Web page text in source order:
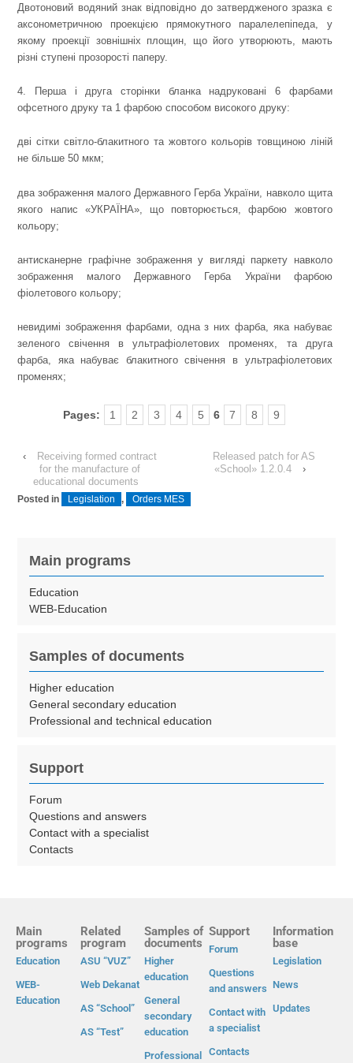
Двотоновий водяний знак відповідно до затвердженого зразка є
аксонометричною проекцією прямокутного паралелепіпеда, у
якому проекції зовнішніх площин, що його утворюють, мають
різні ступені прозорості паперу.
4. Перша і друга сторінки бланка надруковані 6 фарбами
офсетного друку та 1 фарбою способом високого друку:
дві сітки світло-блакитного та жовтого кольорів товщиною ліній
не більше 50 мкм;
два зображення малого Державного Герба України, навколо щита
якого напис «УКРАЇНА», що повторюється, фарбою жовтого
кольору;
антисканерне графічне зображення у вигляді паркету навколо
зображення малого Державного Герба України фарбою
фіолетового кольору;
невидимі зображення фарбами, одна з них фарба, яка набуває
зеленого свічення в ультрафіолетових променях, та друга
фарба, яка набуває блакитного свічення в ультрафіолетових
променях;
Pages: 1 2 3 4 5 6 7 8 9
‹
Receiving formed contract
for the manufacture of
educational documents
Released patch for AS
«School» 1.2.0.4
›
Posted in Legislation , Orders MES
Main programs
Education
WEB-Education
Samples of documents
Higher education
General secondary education
Professional and technical education
Support
Forum
Questions and answers
Contact with a specialist
Contacts
Main
programs
Education
WEB-
Education
Related
program
ASU “VUZ”
Web Dekanat
AS “School”
AS “Test”
Samples of
documents
Higher
education
General
secondary
education
Professional
Support
Forum
Questions
and answers
Contact with
a specialist
Contacts
Information
base
Legislation
News
Updates